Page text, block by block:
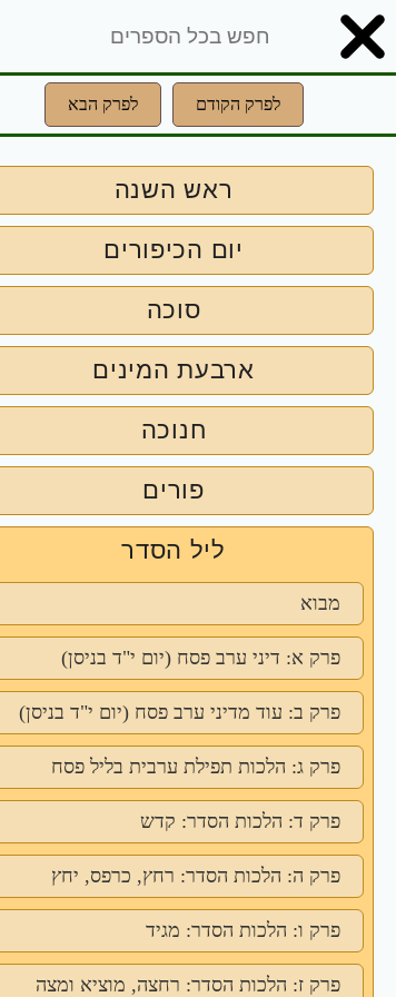
לפרק הקודם לפרק הבא
ראש השנה
יום הכיפורים
סוכה
ארבעת המינים
חנוכה
פורים
ליל הסדר
מבוא
פרק א: דיני ערב פסח (יום י"ד בניסן)
פרק ב: עוד מדיני ערב פסח (יום י"ד בניסן)
פרק ג: הלכות תפילת ערבית בליל פסח
פרק ד: הלכות הסדר: קדש
פרק ה: הלכות הסדר: רחץ, כרפס, יחץ
פרק ו: הלכות הסדר: מגיד
פרק ז: הלכות הסדר: רחצה, מוציא ומצה